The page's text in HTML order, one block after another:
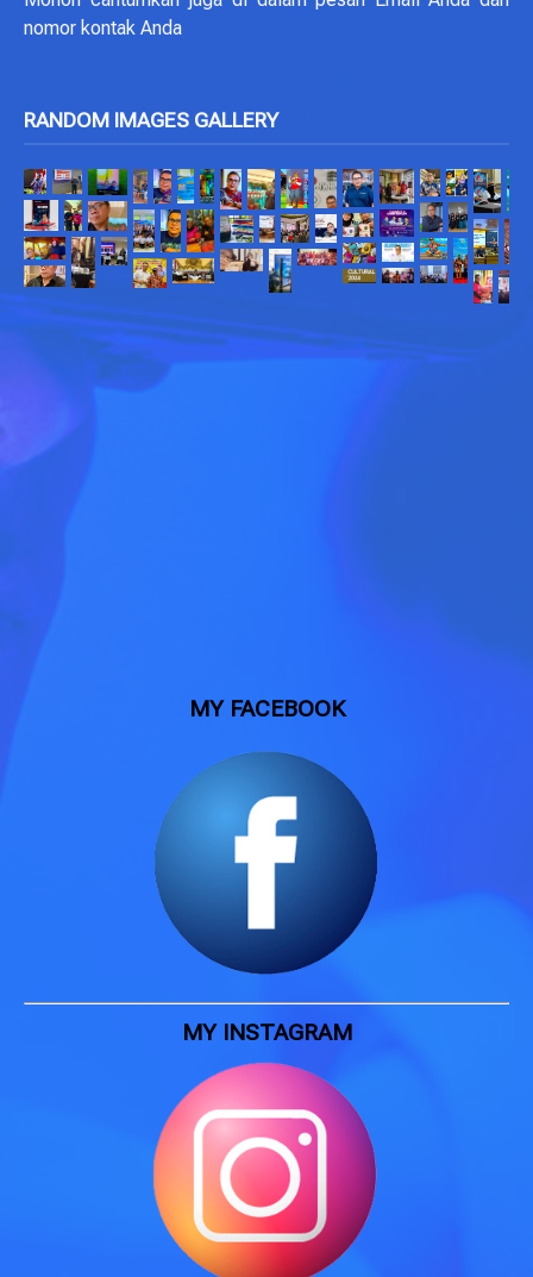
nomor kontak Anda
RANDOM IMAGES GALLERY
MY FACEBOOK
MY INSTAGRAM